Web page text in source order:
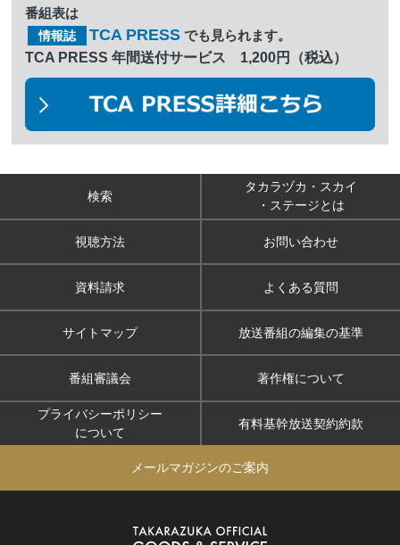
番組表は
情報誌 TCA PRESS でも見られます。
TCA PRESS 年間送付サービス 1,200円（税込）
検索
タカラヅカ・スカイ
・ステージとは
視聴方法 お問い合わせ
資料請求 よくある質問
サイトマップ 放送番組の編集の基準
番組審議会 著作権について
プライバシーポリシー
について
有料基幹放送契約約款
メールマガジンのご案内